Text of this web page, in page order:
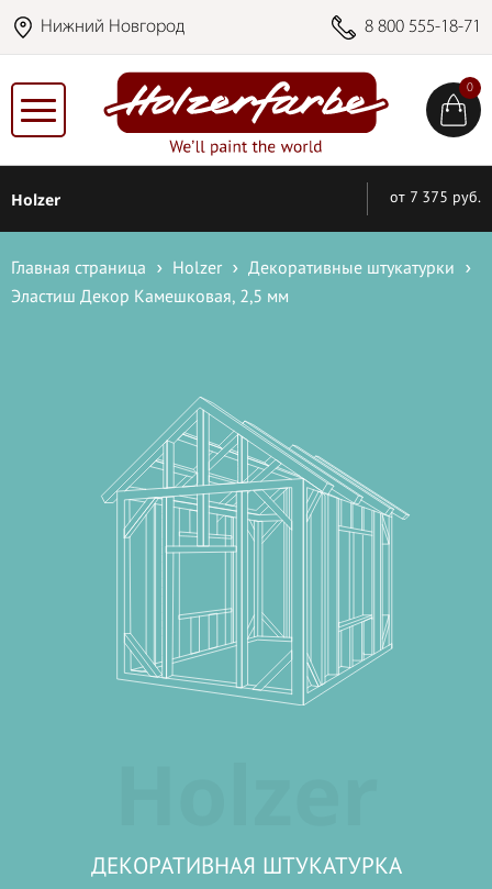
Нижний Новгород 8 800 555-18-71
0
Holzer от 7 375 руб.
Главная страница Holzer
Декоративные штукатурки
Эластиш Декор Камешковая, 2,5 мм
ДЕКОРАТИВНАЯ ШТУКАТУРКА